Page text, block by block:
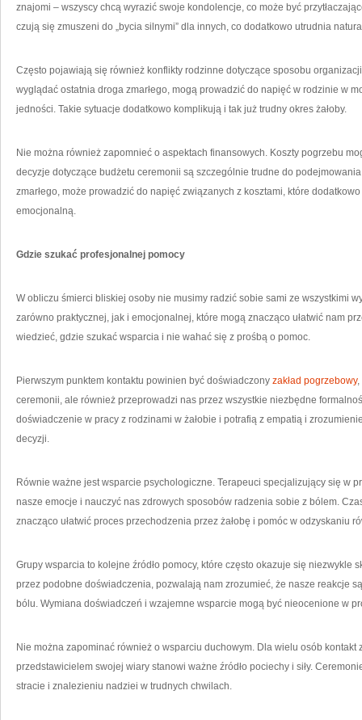
znajomi – wszyscy chcą wyrazić swoje kondolencje, co może być
czują się zmuszeni do „bycia silnymi” dla innych, co dodatkowo utrudnia
Często pojawiają się również konflikty rodzinne dotyczące sposobu
wyglądać ostatnia droga zmarłego, mogą prowadzić do napięć w rodzinie w
jedności. Takie sytuacje dodatkowo komplikują i tak już trudny okres żałoby.
Nie można również zapomnieć o aspektach finansowych. Koszty pogrzebu
decyzje dotyczące budżetu ceremonii są szczególnie trudne do
zmarłego, może prowadzić do napięć związanych z kosztami, które
emocjonalną.
Gdzie szukać profesjonalnej pomocy
W obliczu śmierci bliskiej osoby nie musimy radzić sobie sami ze wszystkimi
zarówno praktycznej, jak i emocjonalnej, które mogą znacząco ułatwić nam
wiedzieć, gdzie szukać wsparcia i nie wahać się z prośbą o pomoc.
Pierwszym punktem kontaktu powinien być doświadczony zakład pogrzebowy,
ceremonii, ale również przeprowadzi nas przez wszystkie niezbędne
doświadczenie w pracy z rodzinami w żałobie i potrafią z empatią i
decyzji.
Równie ważne jest wsparcie psychologiczne. Terapeuci specjalizujący się w
nasze emocje i nauczyć nas zdrowych sposobów radzenia sobie z bólem.
znacząco ułatwić proces przechodzenia przez żałobę i pomóc w odzyskaniu
Grupy wsparcia to kolejne źródło pomocy, które często okazuje się niezwykle
przez podobne doświadczenia, pozwalają nam zrozumieć, że nasze reakcje
bólu. Wymiana doświadczeń i wzajemne wsparcie mogą być nieocenione w
Nie można zapominać również o wsparciu duchowym. Dla wielu osób kontakt
przedstawicielem swojej wiary stanowi ważne źródło pociechy i siły.
stracie i znalezieniu nadziei w trudnych chwilach.